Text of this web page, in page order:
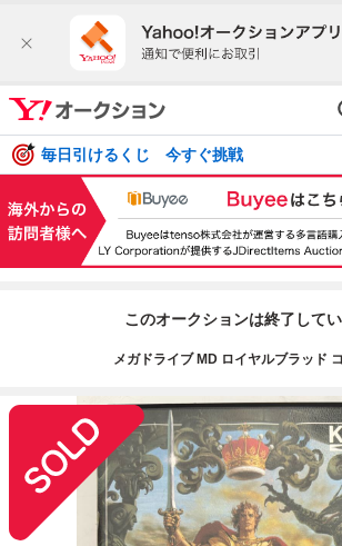
毎日引けるくじ 今すぐ挑戦
このオークションは終了して
メガドライブ MD ロイヤルブラッド